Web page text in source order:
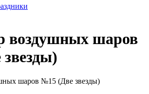
воздушных шаров